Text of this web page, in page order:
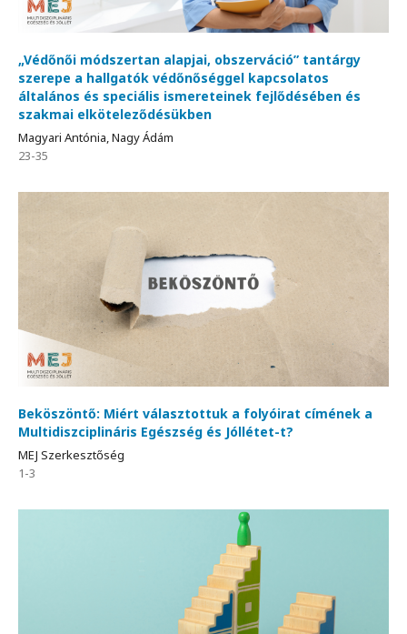
„Védőnői módszertan alapjai, obszerváció” tantárgy
szerepe a hallgatók védőnőséggel kapcsolatos
általános és speciális ismereteinek fejlődésében és
szakmai elköteleződésükben
Magyari Antónia, Nagy Ádám
23-35
Beköszöntő: Miért választottuk a folyóirat címének a
Multidiszciplináris Egészség és Jóllétet-t?
MEJ Szerkesztőség
1-3